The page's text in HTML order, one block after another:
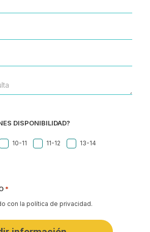
DISPONIBILIDAD?
10-11 11-12 13-14
*
con la política de privacidad.